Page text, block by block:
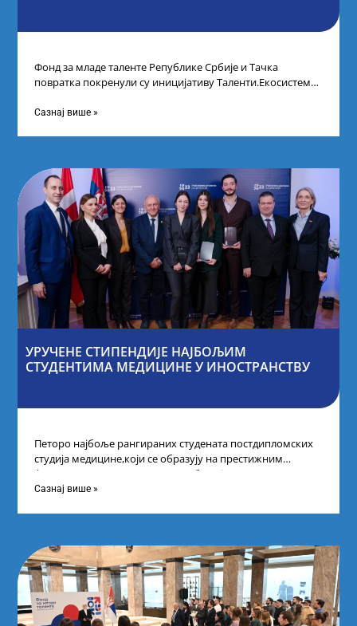
Фонд за младе таленте Републике Србије и Тачка
повратка покренули су иницијативу Таленти.Екосистем.
Сазнај више »
УРУЧЕНЕ СТИПЕНДИЈЕ НАЈБОЉИМ
СТУДЕНТИМА МЕДИЦИНЕ У ИНОСТРАНСТВУ
Петоро најбоље рангираних студената постдипломских
студија медицине,који се образују на престижним
факултетима у иностранству, добило је
додатнестипендије од по 10.000
Сазнај више »